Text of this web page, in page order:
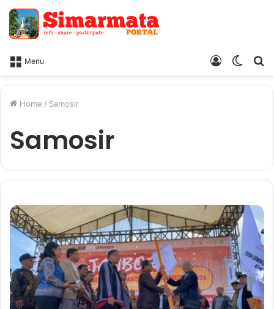
Menu
Switch
Log
Home / Samosir
Samosir